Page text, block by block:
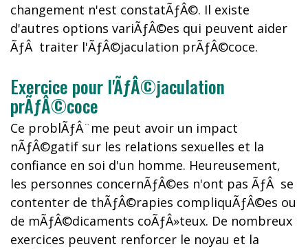
changement n'est constatÃƒÂ©. Il existe
d'autres options variÃƒÂ©es qui peuvent aider
ÃƒÂ traiter l'ÃƒÂ©jaculation prÃƒÂ©coce.
Exercice pour l'ÃƒÂ©jaculation
prÃƒÂ©coce
Ce problÃƒÂ¨me peut avoir un impact
nÃƒÂ©gatif sur les relations sexuelles et la
confiance en soi d'un homme. Heureusement,
les personnes concernÃƒÂ©es n'ont pas ÃƒÂ se
contenter de thÃƒÂ©rapies compliquÃƒÂ©es ou
de mÃƒÂ©dicaments coÃƒÂ»teux. De nombreux
exercices peuvent renforcer le noyau et la